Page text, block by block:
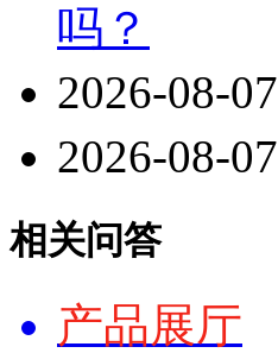
吗？
2026-08-07
2026-08-07
相关问答
产品展厅